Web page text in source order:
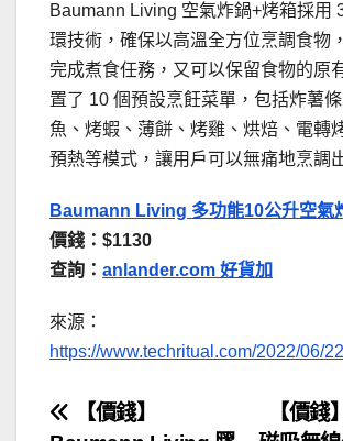
Baumann Living 空氣炸鍋+烤箱採用
環技術，確保以高溫全方位烹調食物
完成煮食任務，又可以保留食物的原
置了 10 個預設烹飪菜單，包括炸薯
魚、烤蝦、薄餅、烤雞、烘焙、電轉
預熱等模式，讓用戶可以無痛地烹調
Baumann Living 多功能10公升空氣
價錢：$1130
查詢： anlander.com 好貨加
來源：
https://www.techritual.com/2022/06/
文
【價
【價錢】